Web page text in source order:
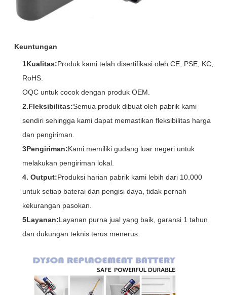
Keuntungan
1Kualitas:Produk kami telah disertifikasi oleh CE, PSE, KC,
RoHS.
OQC untuk cocok dengan produk OEM.
2.Fleksibilitas:Semua produk dibuat oleh pabrik kami
sendiri sehingga kami dapat memastikan fleksibilitas harga
dan pengiriman.
3Pengiriman:Kami memiliki gudang luar negeri untuk
melakukan pengiriman lokal.
4. Output:Produksi harian pabrik kami lebih dari 10.000
untuk setiap baterai dan pengisi daya, tidak pernah
kekurangan pasokan.
5Layanan:Layanan purna jual yang baik, garansi 1 tahun
dan dukungan teknis terus menerus.